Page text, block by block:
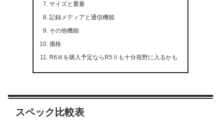
サイズと重量
記録メディアと通信機能
その他機能
価格
R6Ⅲを購入予定ならR5Ⅱも十分視野に入るかも
スペック比較表